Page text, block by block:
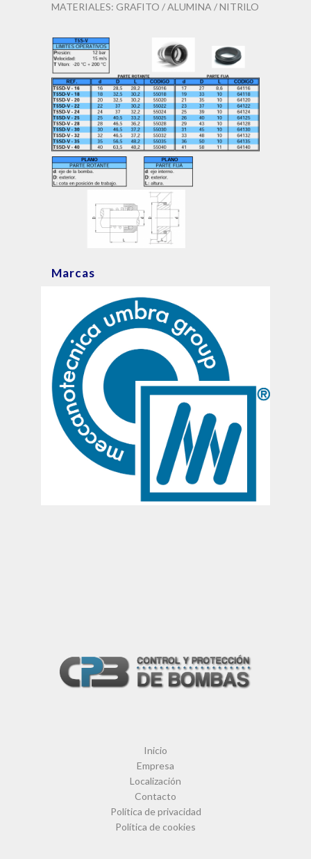
MATERIALES: GRAFITO / ALUMINA / NITRILO
Marcas
Inicio
Empresa
Localización
Contacto
Política de privacidad
Política de cookies